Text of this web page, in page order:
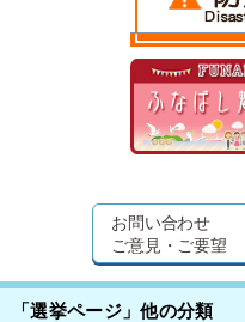
お問い合わせ
ご意見・ご要望
「選挙ページ」他の分類